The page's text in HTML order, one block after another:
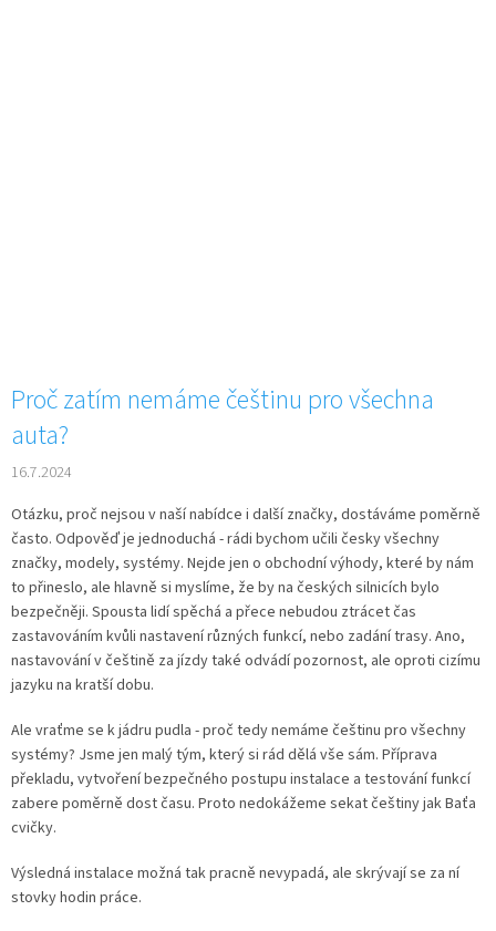
Proč zatím nemáme češtinu pro všechna
auta?
16.7.2024
Otázku, proč nejsou v naší nabídce i další značky, dostáváme poměrně
často. Odpověď je jednoduchá - rádi bychom učili česky všechny
značky, modely, systémy. Nejde jen o obchodní výhody, které by nám
to přineslo, ale hlavně si myslíme, že by na českých silnicích bylo
bezpečněji. Spousta lidí spěchá a přece nebudou ztrácet čas
zastavováním kvůli nastavení různých funkcí, nebo zadání trasy. Ano,
nastavování v češtině za jízdy také odvádí pozornost, ale oproti cizímu
jazyku na kratší dobu.
Ale vraťme se k jádru pudla - proč tedy nemáme češtinu pro všechny
systémy? Jsme jen malý tým, který si rád dělá vše sám. Příprava
překladu, vytvoření bezpečného postupu instalace a testování funkcí
zabere poměrně dost času. Proto nedokážeme sekat češtiny jak Baťa
cvičky.
Výsledná instalace možná tak pracně nevypadá, ale skrývají se za ní
stovky hodin práce.